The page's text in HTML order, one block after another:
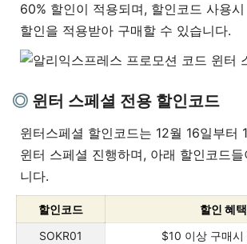
60% 할인이 적용되며, 할인코드 사용
할인을 적용받아 구매할 수 있습니다.
윈터 스페셜 전용 할인코드
윈터스페셜 할인코드는 12월 16일부터
윈터 스페셜 진행하며, 아래 할인코드
니다.
할인코드
할인 혜택
SOKR01
$10 이상 구매시